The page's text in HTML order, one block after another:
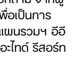
อเป็นการ
ผนรวมฯ อีอี
ไทด์ รีสอร์ท